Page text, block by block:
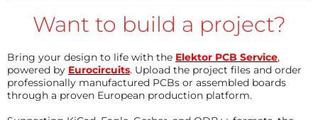
Want to build a project?
Bring your design to life with the Elektor PCB Service,
powered by Eurocircuits. Upload the project files and order
professionally manufactured PCBs or assembled boards
through a proven European production platform.